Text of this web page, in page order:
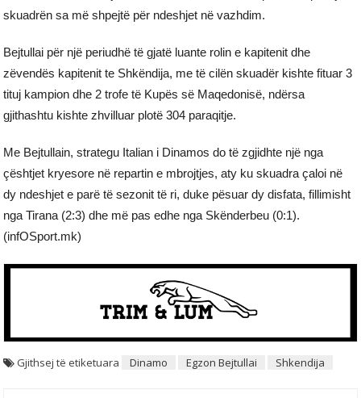
skuadrën sa më shpejtë për ndeshjet në vazhdim.
Bejtullai për një periudhë të gjatë luante rolin e kapitenit dhe
zëvendës kapitenit te Shkëndija, me të cilën skuadër kishte fituar 3
tituj kampion dhe 2 trofe të Kupës së Maqedonisë, ndërsa
gjithashtu kishte zhvilluar plotë 304 paraqitje.
Me Bejtullain, strategu Italian i Dinamos do të zgjidhte një nga
çështjet kryesore në repartin e mbrojtjes, aty ku skuadra çaloi në
dy ndeshjet e parë të sezonit të ri, duke pësuar dy disfata, fillimisht
nga Tirana (2:3) dhe më pas edhe nga Skënderbeu (0:1).
(infOSport.mk)
Gjithsej të etiketuara Dinamo Egzon Bejtullai Shkendija